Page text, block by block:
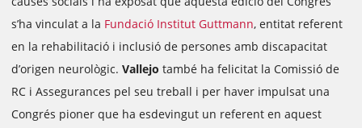
s’ha vinculat a la Fundació Institut Guttmann, entitat referent
en la rehabilitació i inclusió de persones amb discapacitat
d’origen neurològic. Vallejo també ha felicitat la Comissió de
RC i Assegurances pel seu treball i per haver impulsat una
Congrés pioner que ha esdevingut un referent en aquest